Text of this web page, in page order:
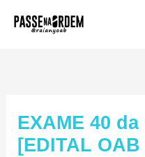
EXAME 40
[EDITAL OAB